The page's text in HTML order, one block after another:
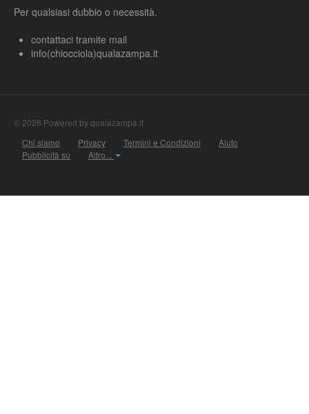
Per qualsiasi dubbio o necessità.
contattaci tramite mail
info(chiocciola)qualazampa.it
© 2026 Powered by qualazampa.it
Chi siamo
Privacy Termini e Condizioni
Aiuto
Pubblicità su
Altro...